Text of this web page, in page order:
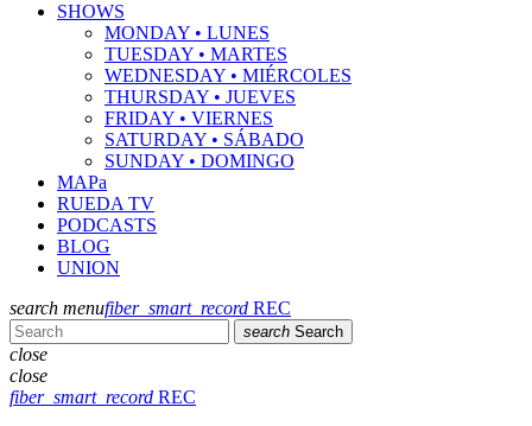
SHOWS
MONDAY • LUNES
TUESDAY • MARTES
WEDNESDAY • MIÉRCOLES
THURSDAY • JUEVES
FRIDAY • VIERNES
SATURDAY • SÁBADO
SUNDAY • DOMINGO
MAPa
RUEDA TV
PODCASTS
BLOG
UNION
search menufiber_smart_record REC
search Search
close
close
fiber_smart_record REC